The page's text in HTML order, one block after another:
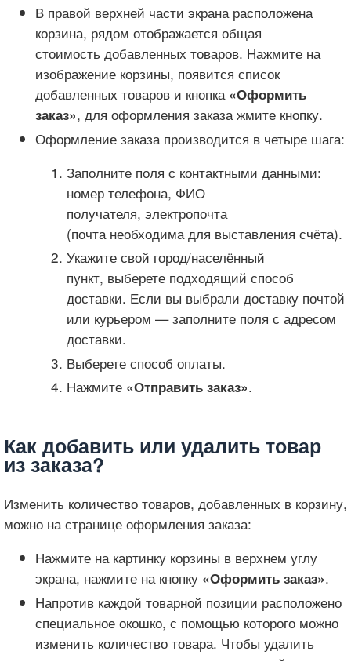
В правой верхней части экрана расположена
корзина, рядом отображается общая
стоимость добавленных товаров. Нажмите на
изображение корзины, появится список
добавленных товаров и кнопка «Оформить
заказ», для оформления заказа жмите кнопку.
Оформление заказа производится в четыре шага:
Заполните поля с контактными данными:
номер телефона, ФИО
получателя, электропочта
(почта необходима для выставления счёта).
Укажите свой город/населённый
пункт, выберете подходящий способ
доставки. Если вы выбрали доставку почтой
или курьером — заполните поля с адресом
доставки.
Выберете способ оплаты.
Нажмите «Отправить заказ».
Как добавить или удалить товар
из заказа?
Изменить количество товаров, добавленных в корзину,
можно на странице оформления заказа:
Нажмите на картинку корзины в верхнем углу
экрана, нажмите на кнопку «Оформить заказ».
Напротив каждой товарной позиции расположено
специальное окошко, с помощью которого можно
изменить количество товара. Чтобы удалить